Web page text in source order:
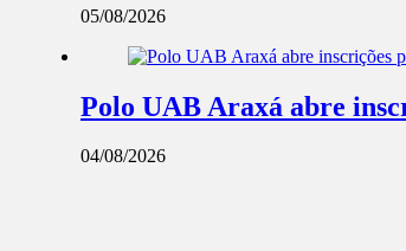
05/08/2026
Polo UAB Araxá abre
04/08/2026